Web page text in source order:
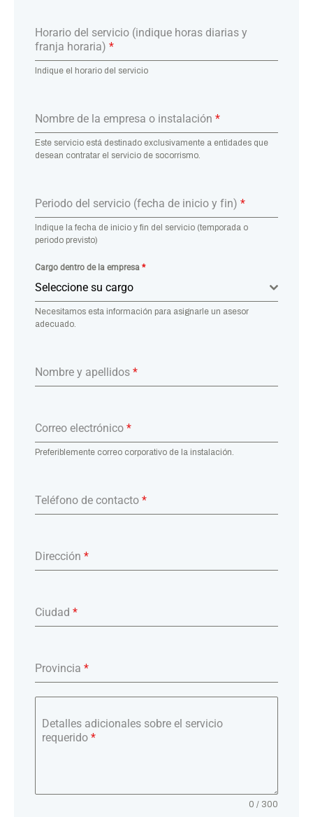
Horario del servicio (indique horas diarias y
franja horaria) *
Indique el horario del servicio
Nombre de la empresa o instalación *
Este servicio está destinado exclusivamente a entidades que
desean contratar el servicio de socorrismo.
Periodo del servicio (fecha de inicio y fin) *
Indique la fecha de inicio y fin del servicio (temporada o
periodo previsto)
Cargo dentro de la empresa *
Seleccione su cargo
Necesitamos esta información para asignarle un asesor
adecuado.
Nombre y apellidos *
Correo electrónico *
Preferiblemente correo corporativo de la instalación.
Teléfono de contacto *
Dirección *
Ciudad *
Provincia *
Detalles adicionales sobre el servicio
requerido *
0 / 300